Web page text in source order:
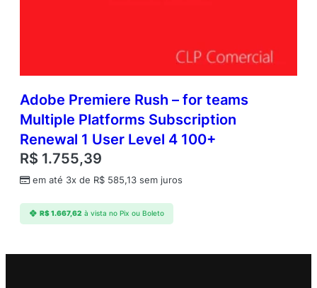
Adobe Premiere Rush – for teams
Multiple Platforms Subscription
Renewal 1 User Level 4 100+
R$ 1.755,39
em até 3x de R$ 585,13 sem juros
R$1.667,62 à vista no Pix ou Boleto